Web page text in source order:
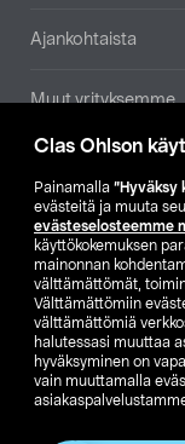
Clas Ohlson
Painamalla ”Hyväksy
evästeitä ja muuta
evästeselosteemme
käyttökokemuksen
mainonnan
välttämättömät,
Välttämättömiin
välttämättömiä
halutessasi muuttaa
hyväksyminen on
vain muuttamalla
Ajankohtaista
Muut yrityksemme